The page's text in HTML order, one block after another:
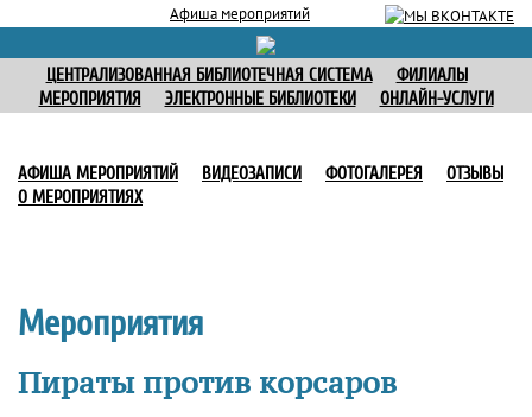
Афиша мероприятий
ЦЕНТРАЛИЗОВАННАЯ БИБЛИОТЕЧНАЯ СИСТЕМА
ФИЛИАЛЫ
МЕРОПРИЯТИЯ
ЭЛЕКТРОННЫЕ БИБЛИОТЕКИ ОНЛАЙН-УСЛУГИ
АФИША МЕРОПРИЯТИЙ ВИДЕОЗАПИСИ ФОТОГАЛЕРЕЯ
ОТЗЫВЫ
О МЕРОПРИЯТИЯХ
Мероприятия
Пираты против корсаров